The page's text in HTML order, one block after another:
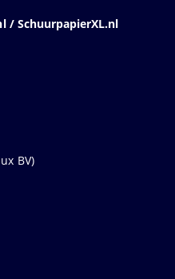
/ SchuurpapierXL.nl
BV)